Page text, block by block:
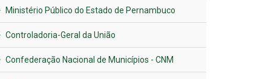
Ministério Público do Estado de Pernambuco
Controladoria-Geral da União
Confederação Nacional de Municípios - CNM